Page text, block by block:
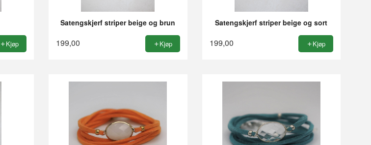
Kjøp
Satengskjerf striper beige og brun
199,00 Kjøp
Satengskjerf striper beige og sort
199,00 Kjøp